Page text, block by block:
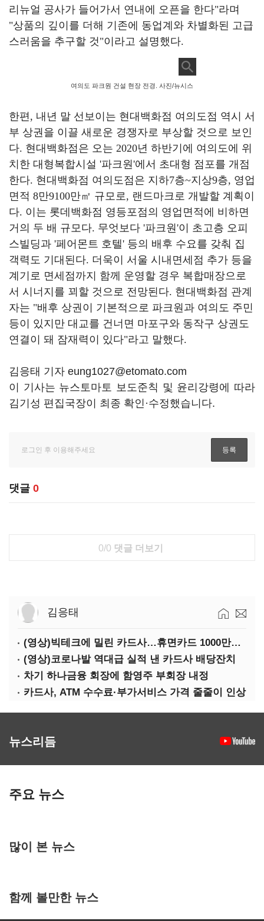
리뉴얼 공사가 들어가서 연내에 오픈을 한다"라며
"상품의 깊이를 더해 기존에 동업계와 차별화된 고급
스러움을 추구할 것"이라고 설명했다.
여의도 파크원 건설 현장 전경. 사진/뉴시스
한편, 내년 말 선보이는 현대백화점 여의도점 역시 서
부 상권을 이끌 새로운 경쟁자로 부상할 것으로 보인
다. 현대백화점은 오는 2020년 하반기에 여의도에 위
치한 대형복합시설 '파크원'에서 초대형 점포를 개점
한다. 현대백화점 여의도점은 지하7층~지상9층, 영업
면적 8만9100만㎡ 규모로, 랜드마크로 개발할 계획이
다. 이는 롯데백화점 영등포점의 영업면적에 비하면
거의 두 배 규모다. 무엇보다 '파크원'이 초고층 오피
스빌딩과 '페어몬트 호텔' 등의 배후 수요를 갖춰 집
객력도 기대된다. 더욱이 서울 시내면세점 추가 등을
계기로 면세점까지 함께 운영할 경우 복합매장으로
서 시너지를 꾀할 것으로 전망된다. 현대백화점 관계
자는 "배후 상권이 기본적으로 파크원과 여의도 주민
등이 있지만 대교를 건너면 마포구와 동작구 상권도
연결이 돼 잠재력이 있다"라고 말했다.
김응태 기자 eung1027@etomato.com
이 기사는 뉴스토마토 보도준칙 및 윤리강령에 따라
김기성 편집국장이 최종 확인·수정했습니다.
댓글 0
0/0 댓글 더보기
김응태
(영상)빅테크에 밀린 카드사…휴면카드 1000만장 육박
(영상)코로나발 역대급 실적 낸 카드사 배당잔치
차기 하나금융 회장에 함영주 부회장 내정
카드사, ATM 수수료·부가서비스 가격 줄줄이 인상
뉴스리듬
주요 뉴스
많이 본 뉴스
함께 볼만한 뉴스